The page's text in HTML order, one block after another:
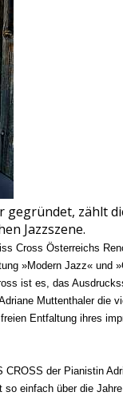
gegründet, zählt
Jazzszene.
Cross Österreichs
»Modern Jazz« und
ist es, das
Muttenthaler
Entfaltung ihres
der Pianistin
so einfach über die